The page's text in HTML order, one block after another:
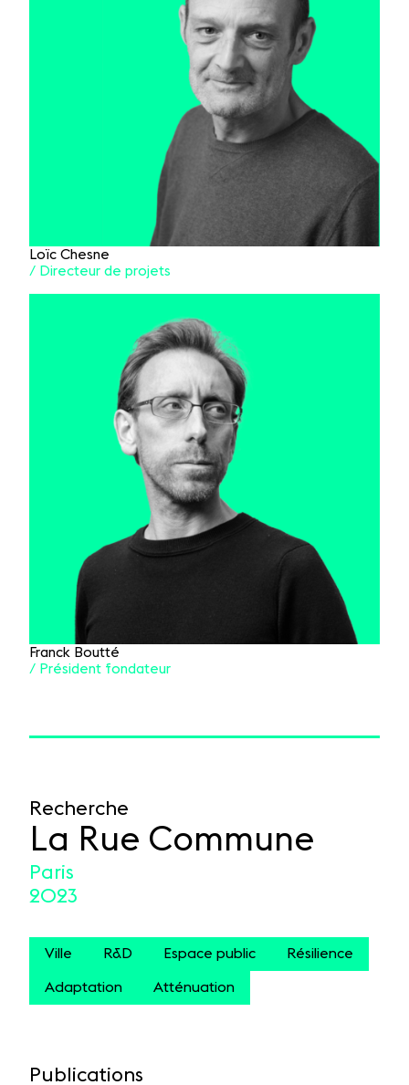
Loïc Chesne
/ Directeur de projets
Franck Boutté
/ Président fondateur
Recherche
La Rue Commune
Paris
2023
Ville R&D Espace public Résilience
Adaptation Atténuation
Publications